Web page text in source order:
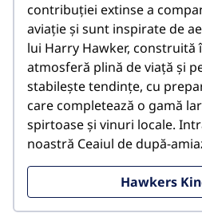
contribuției extinse a
aviație și sunt inspirate de
lui Harry Hawker, construită
atmosferă plină de viață și
stabilește tendințe, cu
care completează o gamă
spirtoase și vinuri locale.
noastră Ceaiul de după-
Hawkers